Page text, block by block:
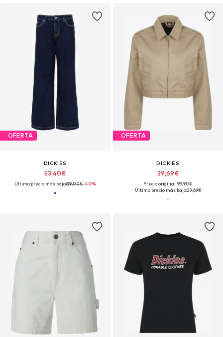
OFERTA
DICKIES
53,40€
Último precio más bajo:89,00€-40%
OFERTA
DICKIES
29,69€
Precio original: 99,90€
Último precio más bajo:29,69€